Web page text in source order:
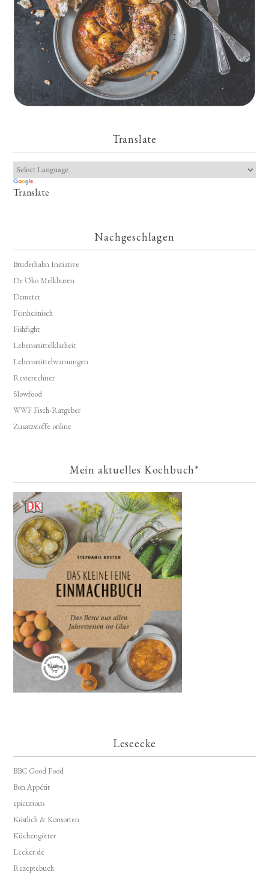
Translate
Translate
Nachgeschlagen
Bruderhahn Initiative
De Öko Melkburen
Demeter
Feinheimisch
Fishfight
Lebensmittelklarheit
Lebensmittelwarnungen
Resterechner
Slowfood
WWF Fisch-Ratgeber
Zusatzstoffe online
Mein aktuelles Kochbuch*
Leseecke
BBC Good Food
Bon Appétit
epicurious
Köstlich & Konsorten
Küchengötter
Lecker.de
Rezeptebuch